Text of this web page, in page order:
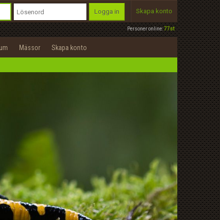
Personer online:77st
Logga in Skapa konto
Mässor Skapa konto